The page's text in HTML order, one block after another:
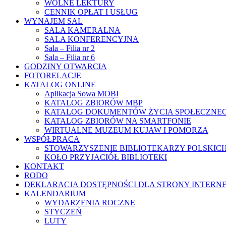
WOLNE LEKTURY
CENNIK OPŁAT I USŁUG
WYNAJEM SAL
SALA KAMERALNA
SALA KONFERENCYJNA
Sala – Filia nr 2
Sala – Filia nr 6
GODZINY OTWARCIA
FOTORELACJE
KATALOG ONLINE
Aplikacja Sowa MOBI
KATALOG ZBIORÓW MBP
KATALOG DOKUMENTÓW ŻYCIA
KATALOG ZBIORÓW NA SMARTFONIE
WIRTUALNE MUZEUM KUJAW I POMORZA
WSPÓŁPRACA
STOWARZYSZENIE BIBLIOTEKARZY
KOŁO PRZYJACIÓŁ BIBLIOTEKI
KONTAKT
RODO
DEKLARACJA DOSTĘPNOŚCI DLA STRONY
KALENDARIUM
WYDARZENIA ROCZNE
STYCZEŃ
LUTY